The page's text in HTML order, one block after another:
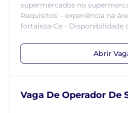
supermercados no
Requisitos: - experiência na
fortaleza-Ce - Disponibilidade
Abrir
Vaga De Operador De